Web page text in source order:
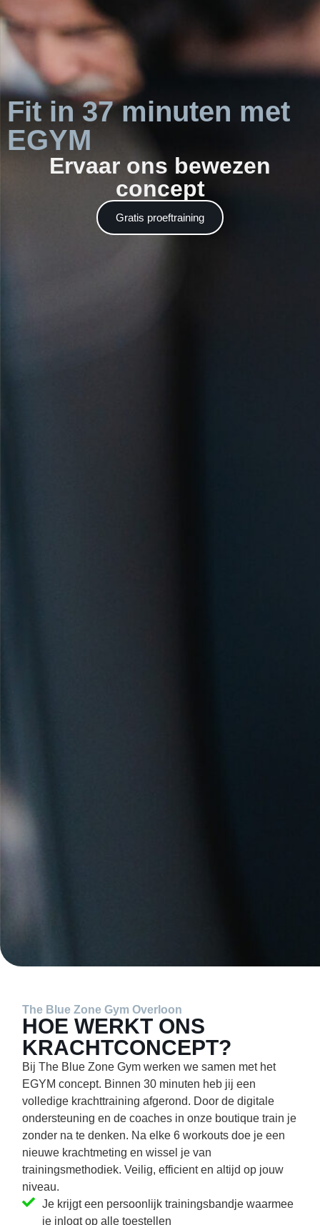
Fit in 37 minuten met
EGYM
Ervaar ons bewezen
concept
Gratis proeftraining
The Blue Zone Gym Overloon
HOE WERKT ONS
KRACHTCONCEPT?
Bij The Blue Zone Gym werken we samen met het
EGYM concept. Binnen 30 minuten heb jij een
volledige krachttraining afgerond. Door de digitale
ondersteuning en de coaches in onze boutique train je
zonder na te denken. Na elke 6 workouts doe je een
nieuwe krachtmeting en wissel je van
trainingsmethodiek. Veilig, efficient en altijd op jouw
niveau.
Je krijgt een persoonlijk trainingsbandje waarmee
je inlogt op alle toestellen